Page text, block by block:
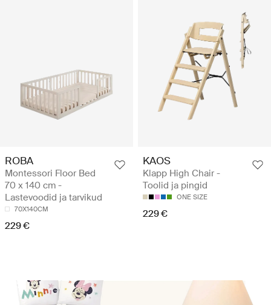
ROBA
Montessori Floor Bed
70 x 140 cm -
Lastevoodid ja tarvikud
70X140CM
229 €
KAOS
Klapp High Chair -
Toolid ja pingid
ONE SIZE
229 €